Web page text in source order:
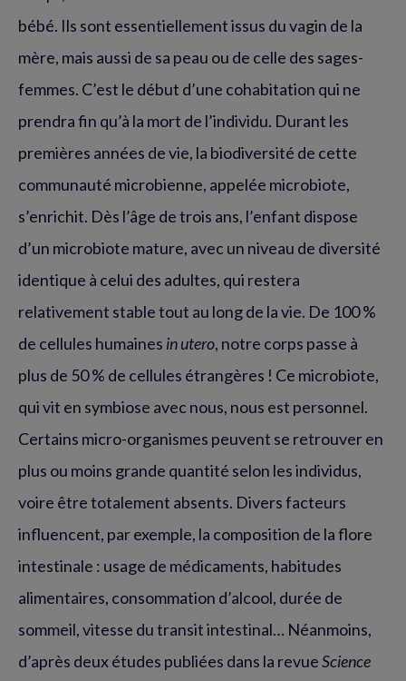
bébé. Ils sont essentiellement issus du vagin de la
mère, mais aussi de sa peau ou de celle des sages-
femmes. C’est le début d’une cohabitation qui ne
prendra fin qu’à la mort de l’individu. Durant les
premières années de vie, la biodiversité de cette
communauté microbienne, appelée microbiote,
s’enrichit. Dès l’âge de trois ans, l’enfant dispose
d’un microbiote mature, avec un niveau de diversité
identique à celui des adultes, qui restera
relativement stable tout au long de la vie. De 100 %
de cellules humaines in utero, notre corps passe à
plus de 50 % de cellules étrangères ! Ce microbiote,
qui vit en symbiose avec nous, nous est personnel.
Certains micro-organismes peuvent se retrouver en
plus ou moins grande quantité selon les individus,
voire être totalement absents. Divers facteurs
influencent, par exemple, la composition de la flore
intestinale : usage de médicaments, habitudes
alimentaires, consommation d’alcool, durée de
sommeil, vitesse du transit intestinal… Néanmoins,
d’après deux études publiées dans la revueScience